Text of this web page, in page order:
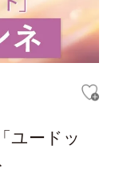
ユードッ